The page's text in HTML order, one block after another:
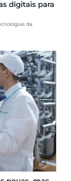
digitais para
da